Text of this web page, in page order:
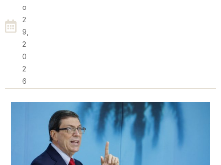
O
2
9,
2
0
2
6